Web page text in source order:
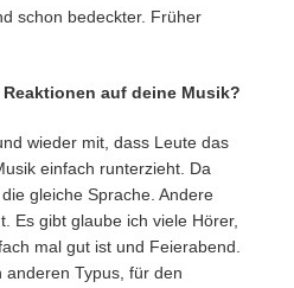
schon bedeckter. Früher
auf deine Musik?
wieder mit, dass Leute das
einfach runterzieht. Da
gleiche Sprache. Andere
Es gibt glaube ich viele Hörer,
mal gut ist und Feierabend.
anderen Typus, für den